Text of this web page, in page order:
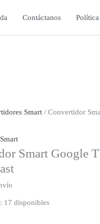
Contáctanos
Smart / Convertidor
Smart Google
17 disponibles